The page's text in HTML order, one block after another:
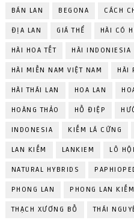
BÁN LAN BEGONA CÁCH
ĐỊA LAN GIÁ THỂ HÀI CÓ
HÀI HOA TẾT HÀI INDONIESIA
HÀI MIỀN NAM VIỆT NAM HÀI
HÀI THÁI LAN HOA LAN
HOÀNG THẢO HỒ ĐIỆP
INDONESIA KIẾM LÁ CỨNG
LAN KIẾM LANKIEM LÔ
NATURAL HYBRIDS
PHONG LAN PHONG LAN KIẾM
THẠCH XƯƠNG BỒ THÁI